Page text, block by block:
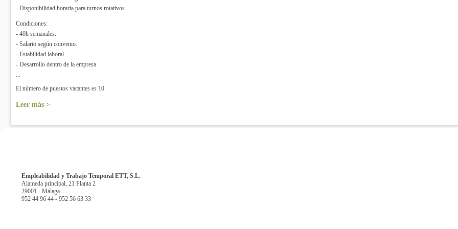
- Disponibilidad horaria para turnos rotativos.
Condiciones:
- 40h semanales.
- Salario según convenio.
- Estabilidad laboral.
- Desarrollo dentro de la empresa
...
El número de puestos vacantes es 10
Leer más >
Empleabilidad y Trabajo Temporal ETT, S.L.
Alameda principal, 21 Planta 2
29001 - Málaga
952 44 96 44 - 952 56 63 33